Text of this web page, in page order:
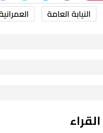
النيابة العامة